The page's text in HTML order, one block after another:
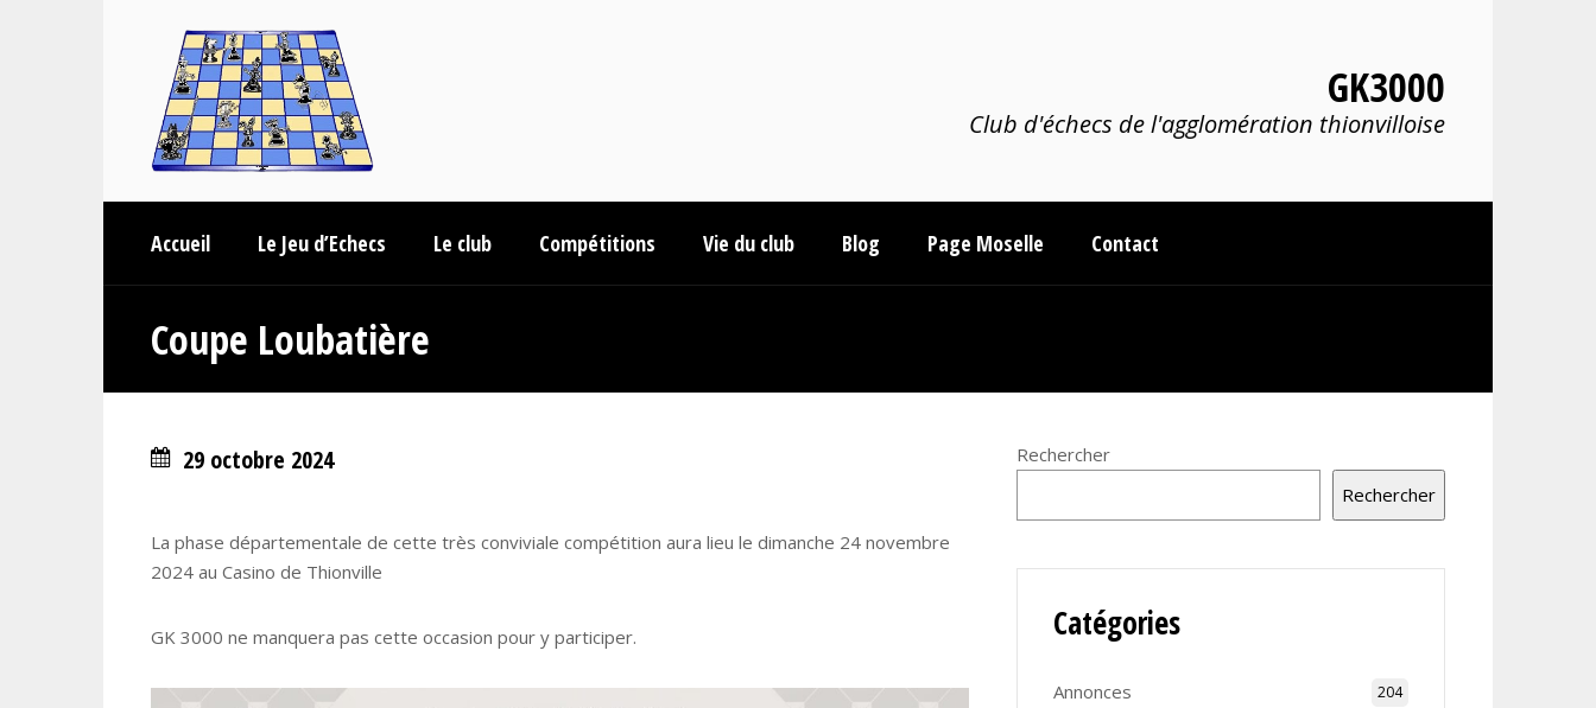
GK3000
Club d'échecs de l'agglomération thionvilloise
Accueil Le Jeu d’Echecs Le club Compétitions Vie du club Blog Page Moselle Contact
Coupe Loubatière
29 octobre 2024
La phase départementale de cette très conviviale compétition aura lieu le dimanche 24 novembre
2024 au Casino de Thionville
GK 3000 ne manquera pas cette occasion pour y participer.
Rechercher
Rechercher
Catégories
Annonces 204